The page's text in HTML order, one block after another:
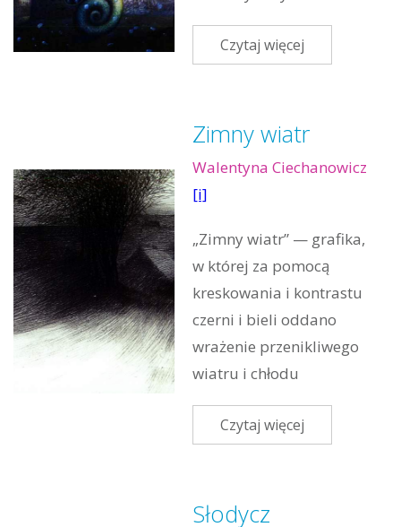
Czytaj więcej
Zimny wiatr
Walentyna Ciechanowicz
[i]
„Zimny wiatr” — grafika,
w której za pomocą
kreskowania i kontrastu
czerni i bieli oddano
wrażenie przenikliwego
wiatru i chłodu
Czytaj więcej
Słodycz